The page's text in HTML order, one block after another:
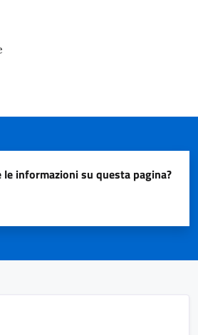
informazioni su questa pagina?